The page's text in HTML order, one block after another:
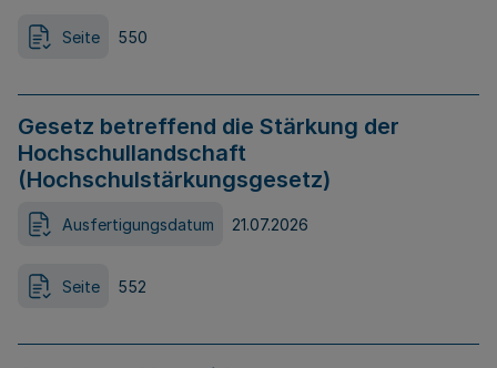
Seite 550
Gesetz betreffend die Stärkung der
Hochschullandschaft
(Hochschulstärkungsgesetz)
Ausfertigungsdatum 21.07.2026
Seite 552